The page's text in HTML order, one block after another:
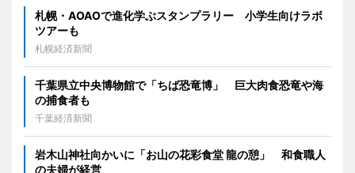
札幌・AOAOで進化学ぶスタンプラリー 小学生向けラボ
ツアーも
札幌経済新聞
千葉県立中央博物館で「ちば恐竜博」 巨大肉食恐竜や海
の捕食者も
千葉経済新聞
岩木山神社向かいに「お山の花彩食堂 龍の憩」 和食職人
の夫婦が経営